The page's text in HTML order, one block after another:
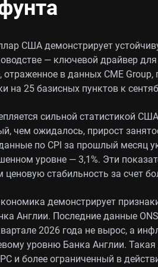
США демонстрирует
— ключевой драйвер для
в данных CME Group,
на 25 базисных пунктов к
сильной статистикой
чем ожидалось, прирост
по CPI за прошлый месяц
уровне — 3,1%. Эти
стабильность за счет
демонстрирует
Англии. Последние данные
2026 года не вырос, а
уровню Банка Англии.
и более ограниченный в